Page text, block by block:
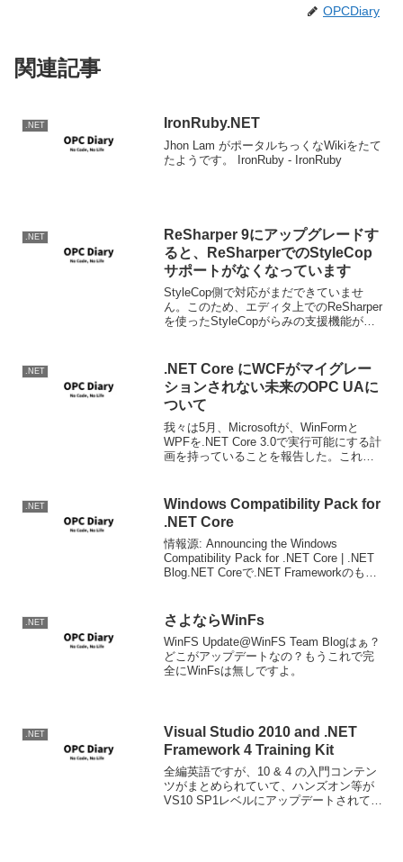
OPCDiary
関連記事
.NET IronRuby.NET
Jhon Lam がポータルちっくなWikiをたて
たようです。 IronRuby - IronRuby
.NET
ReSharper 9にアップグレードす
ると、ReSharperでのStyleCop
サポートがなくなっています
StyleCop側で対応がまだできていませ
ん。このため、エディタ上でのReSharper
を使ったStyleCopがらみの支援機能が使
トが進んでほしいところ...
.NET
.NET Core にWCFがマイグレー
ションされない未来のOPC UAに
ついて
我々は5月、Microsoftが、WinFormと
WPFを.NET Core 3.0で実行可能にする計
画を持っていることを報告した。これを
新たなツールを開発し...
.NET
Windows Compatibility Pack for
.NET Core
情報源: Announcing the Windows
Compatibility Pack for .NET Core | .NET
Blog.NET Coreで.NET Frameworkのもつ
.NET さよならWinFs
WinFS Update@WinFS Team Blogはぁ？
どこがアップデートなの？もうこれで完
全にWinFsは無しですよ。
.NET
Visual Studio 2010 and .NET
Framework 4 Training Kit
全編英語ですが、10 & 4 の入門コンテン
ツがまとめられていて、ハンズオン等が
VS10 SP1レベルにアップデートされてい